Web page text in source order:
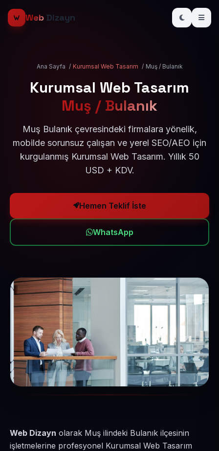
Web Dizayn
Ana Sayfa / Kurumsal Web Tasarım / Muş / Bulanık
Kurumsal Web Tasarım
Muş / Bulanık
Muş Bulanık çevresindeki firmalara yönelik,
mobilde sorunsuz çalışan ve yerel SEO/AEO için
kurgulanmış Kurumsal Web Tasarım. Yıllık 50
USD + KDV.
Hemen Teklif İste
WhatsApp
Web Dizayn olarak Muş ilindeki Bulanık ilçesinin
işletmelerine profesyonel Kurumsal Web Tasarım